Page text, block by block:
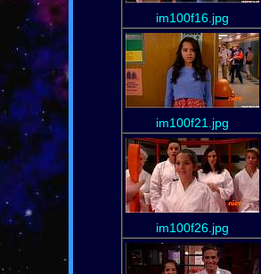
im100f16.jpg
im100f21.jpg
im100f26.jpg